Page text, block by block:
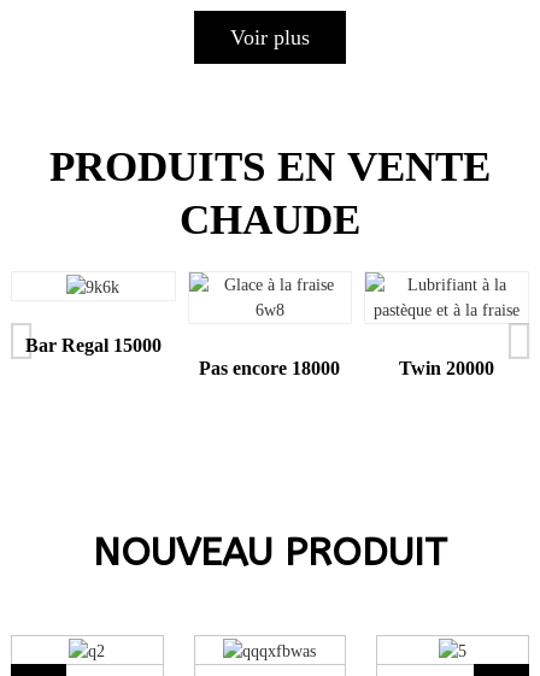
Voir plus
PRODUITS EN VENTE
CHAUDE
Bar Regal 15000
Pas encore 18000
Twin 20000
NOUVEAU PRODUIT